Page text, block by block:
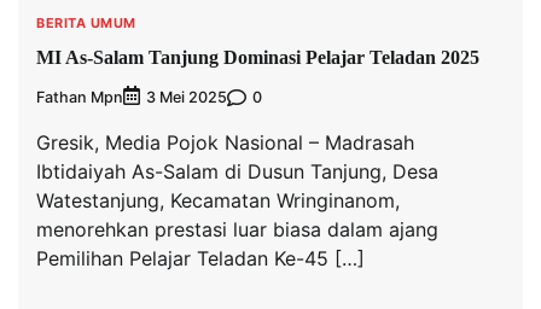
BERITA UMUM
MI As-Salam Tanjung Dominasi Pelajar Teladan 2025
Fathan Mpn 3 Mei 2025 0
Gresik, Media Pojok Nasional – Madrasah
Ibtidaiyah As-Salam di Dusun Tanjung, Desa
Watestanjung, Kecamatan Wringinanom,
menorehkan prestasi luar biasa dalam ajang
Pemilihan Pelajar Teladan Ke-45 […]